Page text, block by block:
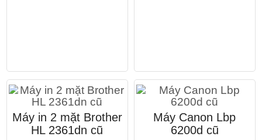
Máy in 2 mặt Brother
HL 2361dn cũ
Máy Canon Lbp
6200d cũ